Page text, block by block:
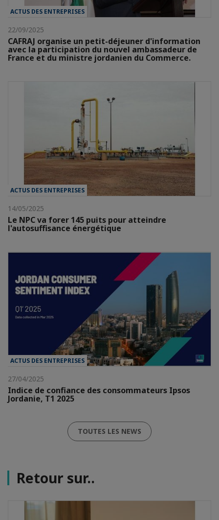
ACTUS DES ENTREPRISES
22/09/2025
CAFRAJ organise un petit-déjeuner d'information
avec la participation du nouvel ambassadeur de
France et du ministre jordanien du Commerce.
ACTUS DES ENTREPRISES
14/05/2025
Le NPC va forer 145 puits pour atteindre
l'autosuffisance énergétique
ACTUS DES ENTREPRISES
27/04/2025
Indice de confiance des consommateurs Ipsos
Jordanie, T1 2025
TOUTES LES NEWS
Retour sur..